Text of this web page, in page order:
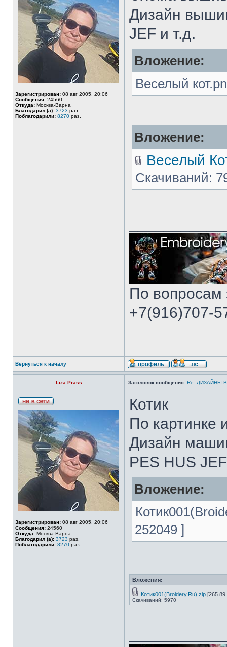
Зарегистрирован: 08 авг 2005, 20:06
Сообщения: 24560
Откуда: Москва-Варна
Благодарил (а): 3723 раз.
Поблагодарили: 8270 раз.
Дизайн
JEF и т.д.
Вложение:
Веселый
Вложение:
Веселый
Скачиваний:
По вопросам
+7(916)707-
Вернуться к началу
Liza Prass Заголовок сообщения: Re: ДИЗАЙНЫ
Зарегистрирован: 08 авг 2005, 20:06
Сообщения: 24560
Откуда: Москва-Варна
Благодарил (а): 3723 раз.
Поблагодарили: 8270 раз.
Котик
По картинке
Дизайн
PES HUS
Вложение:
252049 ]
Вложения:
Котик001(Broidery.Ru).zip [265.89
Скачиваний: 5970